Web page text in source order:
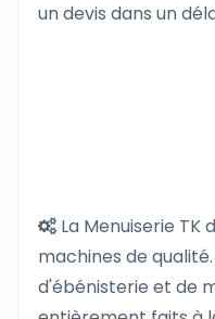
un devis dans un
La Menuiserie TK
machines de
d'ébénisterie et de